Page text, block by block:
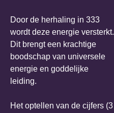
Door de herhaling in 333
wordt deze energie versterkt.
Dit brengt een krachtige
boodschap van universele
energie en goddelijke
leiding.
Het optellen van de cijfers (3